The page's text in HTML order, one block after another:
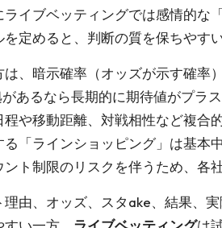
イブベッティングでは感情的な
定めると、判断の質を保ちやすい
は、暗示確率（オッズが示す確
あるなら長期的に期待値がプラ
程や移動距離、対戦相性など複
る「ラインショッピング」は基本
ト制限のリスクを伴うため、各
由、オッズ、スタake、結果、